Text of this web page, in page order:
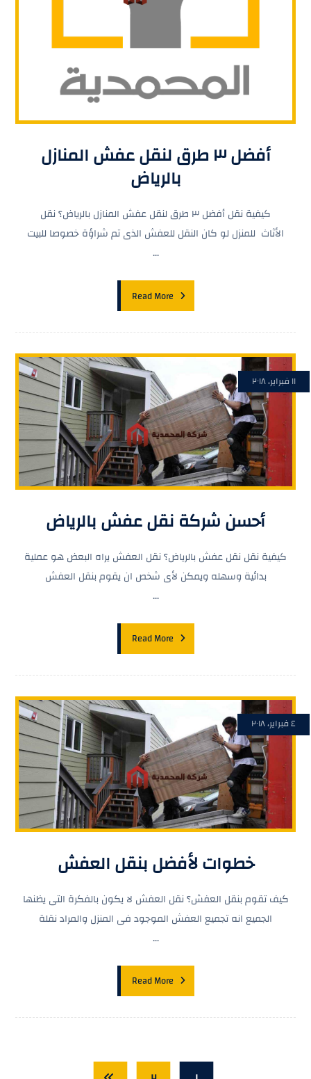
أفضل ٣ طرق لنقل عفش المنازل
بالرياض
كيفية نقل أفضل ٣ طرق لنقل عفش المنازل بالرياض؟ نقل
الأثاث للمنزل لو كان النقل للعفش الذى تم شراؤة خصوصا للبيت
...
Read More
أحسن شركة نقل عفش بالرياض
١١ فبراير، ٢٠١٨
كيفية نقل نقل عفش بالرياض؟ نقل العفش يراه البعض هو عملية
بدائية وسهله ويمكن لأى شخص ان يقوم بنقل العفش
...
Read More
خطوات لأفضل بنقل العفش
٤ فبراير، ٢٠١٨
كيف تقوم بنقل العفش؟ نقل العفش لا يكون بالفكرة التى يظنها
الجميع انه تجميع العفش الموجود فى المنزل والمراد نقلة
...
Read More